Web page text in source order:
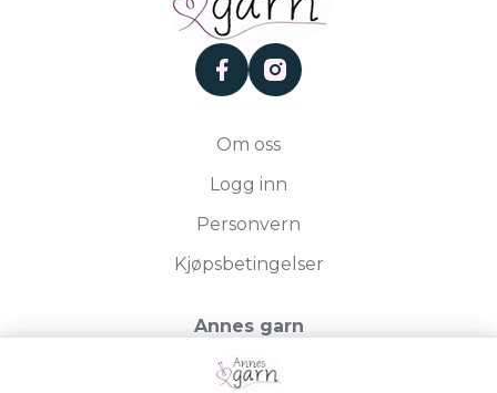
facebookinstagram
Om oss
Logg inn
Personvern
Kjøpsbetingelser
Annes garn
Storgata 19, 2750 Gran
Org.nr. 994050613